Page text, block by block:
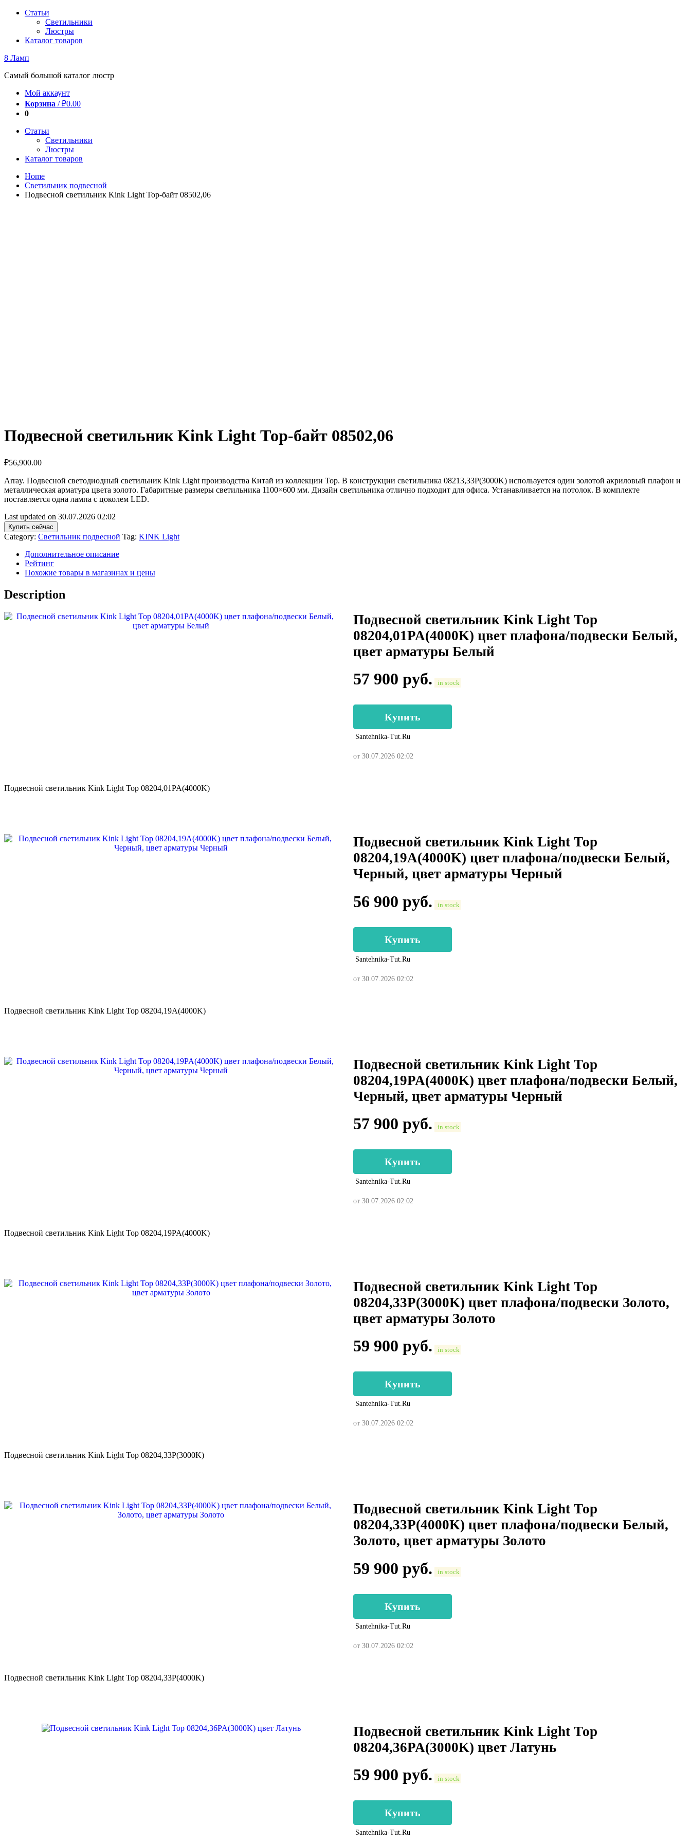
Перейти
содержимому
Статьи
Светильники
Люстры
Каталог товаров
8 Ламп
Самый большой каталог люстр
Мой аккаунт
Корзина /₽0.00
0
Статьи
Светильники
Люстры
Каталог товаров
Home
Светильник подвесной
Подвесной светильник Kink Light Тор-байт 08502,06
Подвесной светильник Kink Light Тор-байт 08502,06
₽56,900.00
Array. Подвесной светодиодный светильник Kink Light производства Китай из коллекции Тор. В конструкции светильника 08213,33P(3000K) используется один золотой акриловый плафон и
металлическая арматура цвета золото. Габаритные размеры светильника 1100×600 мм. Дизайн светильника отлично подходит для офиса. Устанавливается на потолок. В комплекте
поставляется одна лампа с цоколем LED.
Last updated on 30.07.2026 02:02
Купить сейчас
Category: Светильник подвесной Tag: KINK Light
Дополнительное описание
Рейтинг
Похожие товары в магазинах и цены
Description
Подвесной светильник Kink Light Тор
08204,01PA(4000K) цвет плафона/подвески Белый,
цвет арматуры Белый
57 900 руб. in stock
Купить
Santehnika-Tut.ru
от 30.07.2026 02:02
Подвесной светильник Kink Light Тор 08204,01PA(4000K)
Подвесной светильник Kink Light Тор
08204,19A(4000K) цвет плафона/подвески Белый,
Черный, цвет арматуры Черный
56 900 руб. in stock
Купить
Santehnika-Tut.ru
от 30.07.2026 02:02
Подвесной светильник Kink Light Тор 08204,19A(4000K)
Подвесной светильник Kink Light Тор
08204,19PA(4000K) цвет плафона/подвески Белый,
Черный, цвет арматуры Черный
57 900 руб. in stock
Купить
Santehnika-Tut.ru
от 30.07.2026 02:02
Подвесной светильник Kink Light Тор 08204,19PA(4000K)
Подвесной светильник Kink Light Тор
08204,33P(3000K) цвет плафона/подвески Золото,
цвет арматуры Золото
59 900 руб. in stock
Купить
Santehnika-Tut.ru
от 30.07.2026 02:02
Подвесной светильник Kink Light Тор 08204,33P(3000K)
Подвесной светильник Kink Light Тор
08204,33P(4000K) цвет плафона/подвески Белый,
Золото, цвет арматуры Золото
59 900 руб. in stock
Купить
Santehnika-Tut.ru
от 30.07.2026 02:02
Подвесной светильник Kink Light Тор 08204,33P(4000K)
Подвесной светильник Kink Light Тор
08204,36PA(3000K) цвет Латунь
59 900 руб. in stock
Купить
Santehnika-Tut.ru